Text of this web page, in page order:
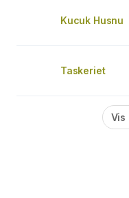
Kucuk Husnu
Taskeriet
Vis